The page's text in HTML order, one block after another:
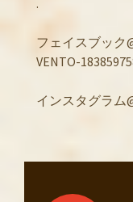
フェイスブック
VENTO-
インスタグラム